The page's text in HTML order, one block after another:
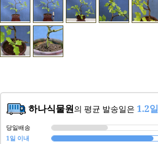
하나식물원의 평균 발송일은 1.2일
당일배송
1일 이내